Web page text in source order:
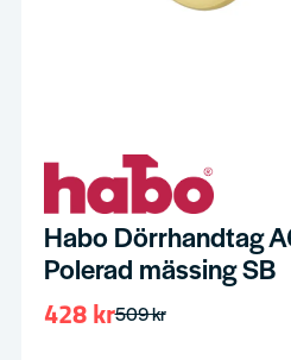
Habo Dörrhandtag
Polerad mässing SB
509 kr
428 kr